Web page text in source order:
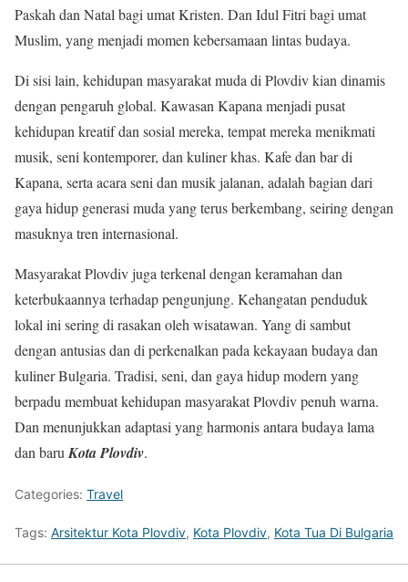
Paskah dan Natal bagi umat Kristen. Dan Idul Fitri bagi umat
Muslim, yang menjadi momen kebersamaan lintas budaya.
Di sisi lain, kehidupan masyarakat muda di Plovdiv kian dinamis
dengan pengaruh global. Kawasan Kapana menjadi pusat
kehidupan kreatif dan sosial mereka, tempat mereka menikmati
musik, seni kontemporer, dan kuliner khas. Kafe dan bar di
Kapana, serta acara seni dan musik jalanan, adalah bagian dari
gaya hidup generasi muda yang terus berkembang, seiring dengan
masuknya tren internasional.
Masyarakat Plovdiv juga terkenal dengan keramahan dan
keterbukaannya terhadap pengunjung. Kehangatan penduduk
lokal ini sering di rasakan oleh wisatawan. Yang di sambut
dengan antusias dan di perkenalkan pada kekayaan budaya dan
kuliner Bulgaria. Tradisi, seni, dan gaya hidup modern yang
berpadu membuat kehidupan masyarakat Plovdiv penuh warna.
Dan menunjukkan adaptasi yang harmonis antara budaya lama
dan baru Kota Plovdiv.
Categories: Travel
Tags: Arsitektur Kota Plovdiv, Kota Plovdiv, Kota Tua Di Bulgaria